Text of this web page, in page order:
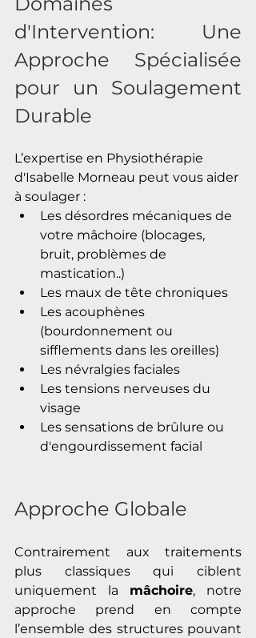
d'Intervention: Une
Approche Spécialisée
pour un Soulagement
Durable
L’expertise en Physiothérapie
d'Isabelle Morneau peut vous aider
à soulager :
Les désordres mécaniques de
votre mâchoire (blocages,
bruit, problèmes de
mastication..)
Les maux de tête chroniques
Les acouphènes
(bourdonnement ou
sifflements dans les oreilles)
Les névralgies faciales
Les tensions nerveuses du
visage
Les sensations de brûlure ou
d'engourdissement facial
Approche Globale
Contrairement aux traitements
plus classiques qui ciblent
uniquement la mâchoire, notre
approche prend en compte
l’ensemble des structures pouvant